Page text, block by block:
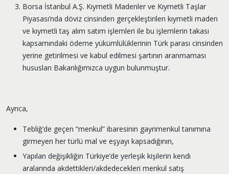
Borsa İstanbul A.Ş. Kıymetli Madenler ve Kıymetli Taşlar
Piyasası’nda döviz cinsinden gerçekleştirilen kıymetli maden
ve kıymetli taş alım satım işlemleri ile bu işlemlerin takası
kapsamındaki ödeme yükümlülüklerinin Türk parası cinsinden
yerine getirilmesi ve kabul edilmesi şartının aranmaması
hususları Bakanlığımızca uygun bulunmuştur.
Ayrıca,
Tebliğ’de geçen “menkul” ibaresinin gayrimenkul tanımına
girmeyen her türlü mal ve eşyayı kapsadığının,
Yapılan değişikliğin Türkiye’de yerleşik kişilerin kendi
aralarında akdettikleri/akdedecekleri menkul satış